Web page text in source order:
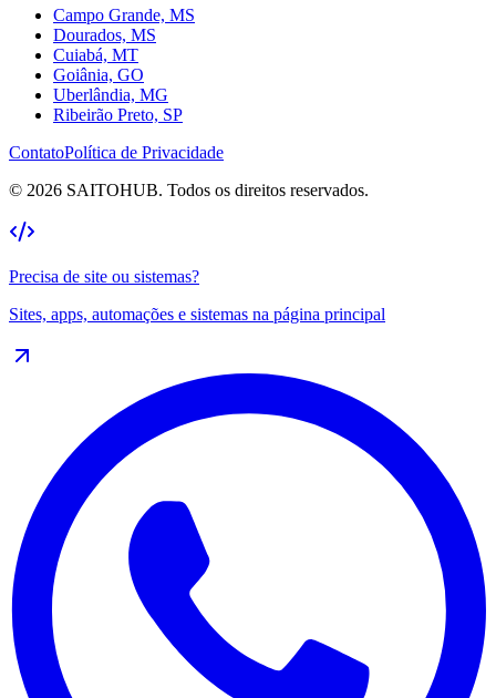
Campo Grande, MS
Dourados, MS
Cuiabá, MT
Goiânia, GO
Uberlândia, MG
Ribeirão Preto, SP
ContatoPolítica de Privacidade
© 2026 SAITOHUB. Todos os direitos reservados.
Precisa de site ou sistemas?
Sites, apps, automações e sistemas na página principal